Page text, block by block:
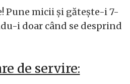
Pune micii și gătește-i 7-
i doar când se desprind
de servire: